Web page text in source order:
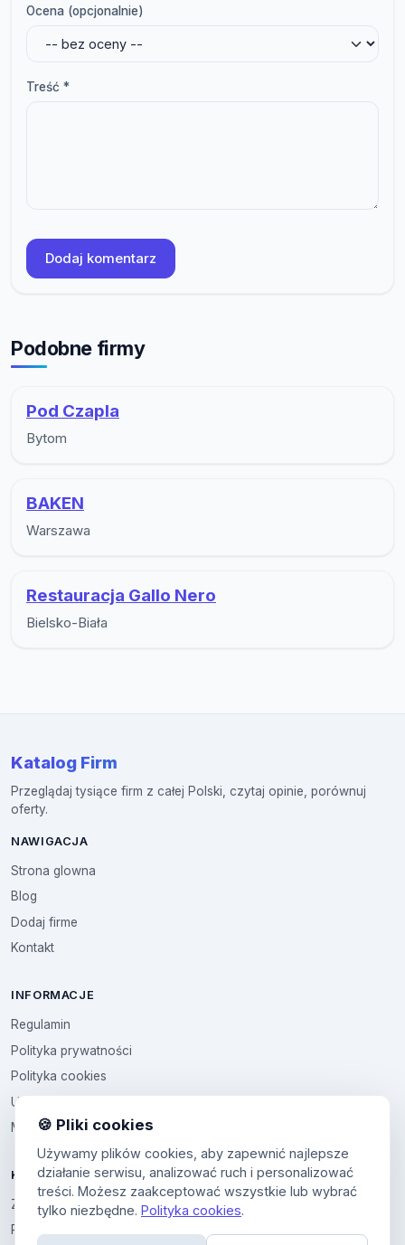
Ocena (opcjonalnie)
Treść *
Dodaj komentarz
Podobne firmy
Pod Czapla
Bytom
BAKEN
Warszawa
Restauracja Gallo Nero
Bielsko-Biała
Katalog Firm
Przeglądaj tysiące firm z całej Polski, czytaj opinie, porównuj
oferty.
NAWIGACJA
Strona glowna
Blog
Dodaj firme
Kontakt
INFORMACJE
Regulamin
Polityka prywatności
Polityka cookies
Ustawienia cookies
Multikod
KONTO
Zaloguj sie
Panel uzytkownika
🍪 Pliki cookies
Używamy plików cookies, aby zapewnić najlepsze
działanie serwisu, analizować ruch i personalizować
treści. Możesz zaakceptować wszystkie lub wybrać
tylko niezbędne. Polityka cookies.